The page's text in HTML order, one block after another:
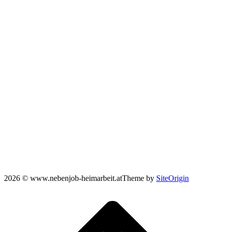
2026 © www.nebenjob-heimarbeit.atTheme by SiteOrigin